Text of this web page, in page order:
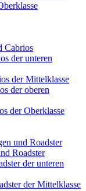
Cabrios
der unteren
der Mittelklasse
der oberen
der Oberklasse
und Roadster
Roadster
der unteren
der Mittelklasse